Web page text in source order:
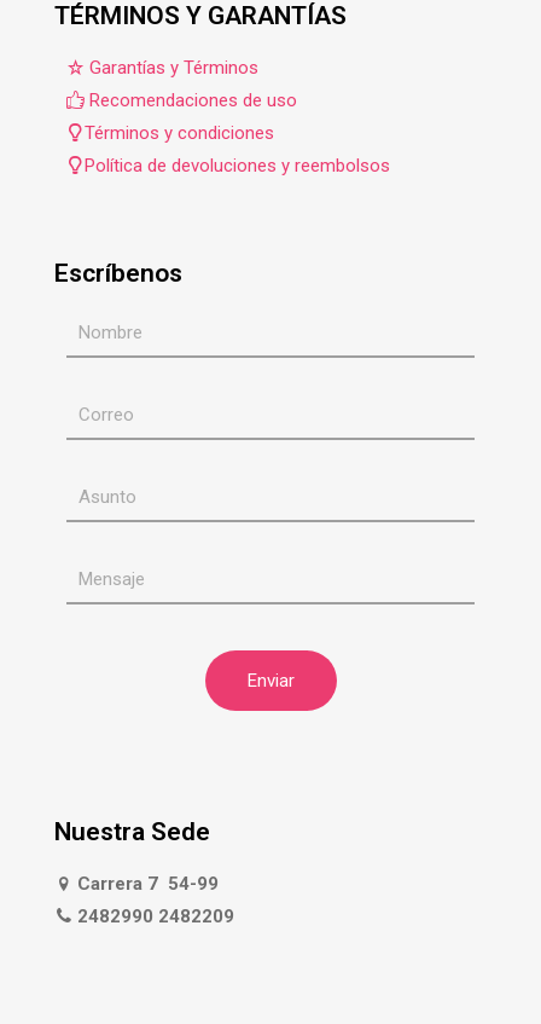
TÉRMINOS Y GARANTÍAS
Garantías y Términos
Recomendaciones de uso
Términos y condiciones
Política de devoluciones y reembolsos
Escríbenos
Nuestra Sede
Carrera 7 54-99
2482990 2482209